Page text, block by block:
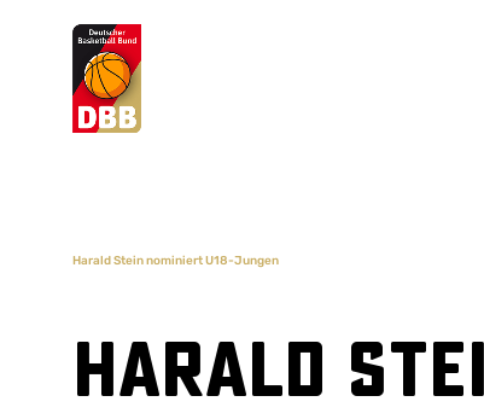
Suchvorschläge
Harald Stein nominiert U18-Jungen
Harald